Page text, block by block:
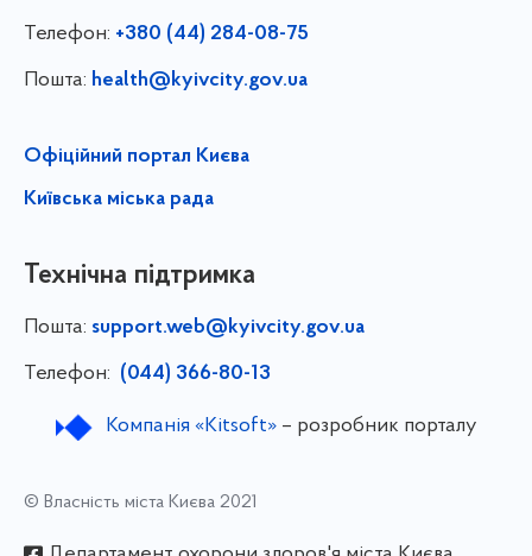
Телефон: +380 (44) 284-08-75
Пошта: health@kyivcity.gov.ua
Офіційний портал Києва
Київська міська рада
Технічна підтримка
Пошта: support.web@kyivcity.gov.ua
Телефон: (044) 366-80-13
Компанія «Kitsoft»– розробник порталу
© Власність міста Києва 2021